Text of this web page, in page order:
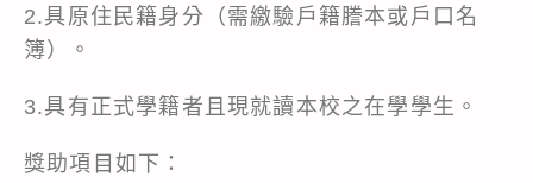
2.具原住民籍身分（需繳驗戶籍謄本或戶口名
簿）。
3.具有正式學籍者且現就讀本校之在學學生。
獎助項目如下：